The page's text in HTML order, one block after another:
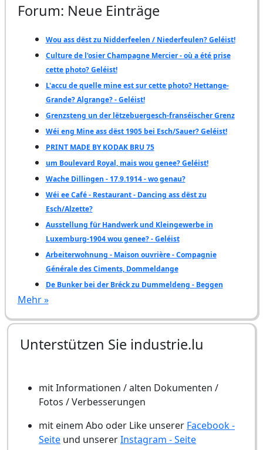
Forum: Neue Einträge
Wou ass dëst zu Nidderfeelen / Niederfeulen? Geléist!
Culture de l'osier Champagne Mercier - où a été prise
cette photo? Geléist!
L'accu de quelle mine est sur cette photo? Hettange-
Grande? Algrange? - Geléist!
Grenzsteng un der lëtzebuergesch-franséischer Grenz
Wéi eng Mine ass dëst 1905 bei Esch/Sauer? Geléist!
PRINT MADE BY KODAK BRU 75
um Boulevard Royal, mais wou genee? Geléist!
Wache Dillingen - 17.9.1914 - wo genau?
Wéi ee Café - Restaurant - Dancing ass dëst zu
Esch/Alzette?
Ausstellung für Handwerk und Kleingewerbe in
Luxemburg-1904 wou genee? - Geléist
Arbeiterwohnung - Maison ouvrière - Compagnie
Générale des Ciments, Dommeldange
De Bunker bei der Bréck zu Dummeldeng - Beggen
Mehr »
Unterstützen Sie industrie.lu
mit Informationen / alten Dokumenten /
Fotos / Verbesserungen
mit einem Abo oder Like unserer Facebook -
Seite und unsererInstagram - Seite